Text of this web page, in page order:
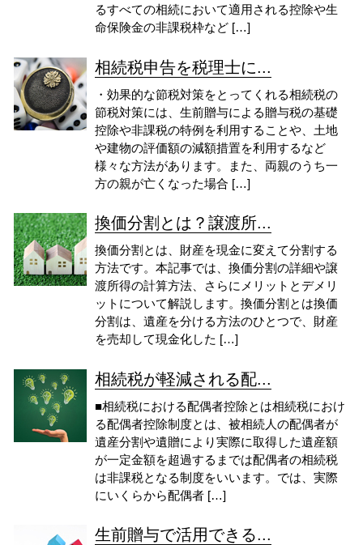
るすべての相続において適用される控除や生
命保険金の非課税枠など […]
相続税申告を税理士に...
・効果的な節税対策をとってくれる相続税の
節税対策には、生前贈与による贈与税の基礎
控除や非課税の特例を利用することや、土地
や建物の評価額の減額措置を利用するなど
様々な方法があります。また、両親のうち一
方の親が亡くなった場合 […]
換価分割とは？譲渡所...
換価分割とは、財産を現金に変えて分割する
方法です。本記事では、換価分割の詳細や譲
渡所得の計算方法、さらにメリットとデメリ
ットについて解説します。換価分割とは換価
分割は、遺産を分ける方法のひとつで、財産
を売却して現金化した […]
相続税が軽減される配...
■相続税における配偶者控除とは相続税におけ
る配偶者控除制度とは、被相続人の配偶者が
遺産分割や遺贈により実際に取得した遺産額
が一定金額を超過するまでは配偶者の相続税
は非課税となる制度をいいます。では、実際
にいくらから配偶者 […]
生前贈与で活用できる...